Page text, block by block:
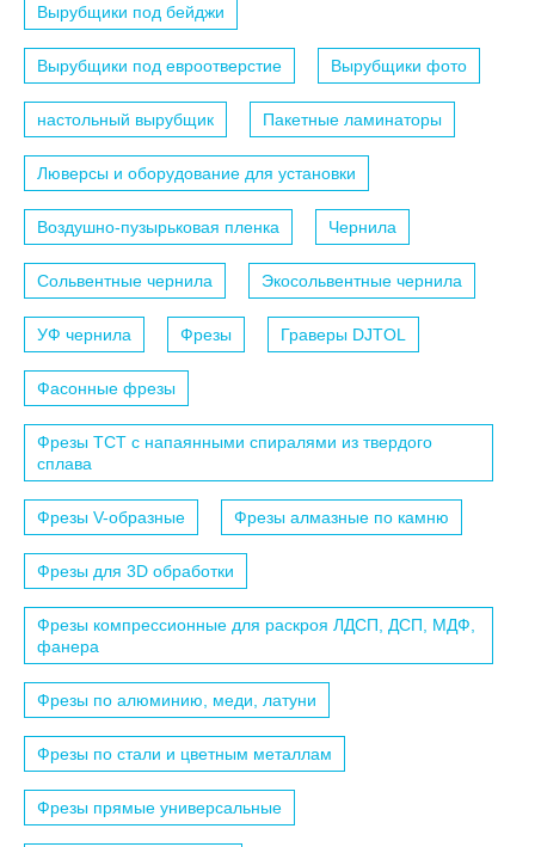
Вырубщики под бейджи
Вырубщики под евроотверстие Вырубщики фото
настольный вырубщик Пакетные ламинаторы
Люверсы и оборудование для установки
Воздушно-пузырьковая пленка Чернила
Сольвентные чернила Экосольвентные чернила
УФ чернила Фрезы Граверы DJTOL
Фасонные фрезы
Фрезы TCT с напаянными спиралями из твердого
сплава
Фрезы V-образные Фрезы алмазные по камню
Фрезы для 3D обработки
Фрезы компрессионные для раскроя ЛДСП, ДСП, МДФ,
фанера
Фрезы по алюминию, меди, латуни
Фрезы по стали и цветным металлам
Фрезы прямые универсальные